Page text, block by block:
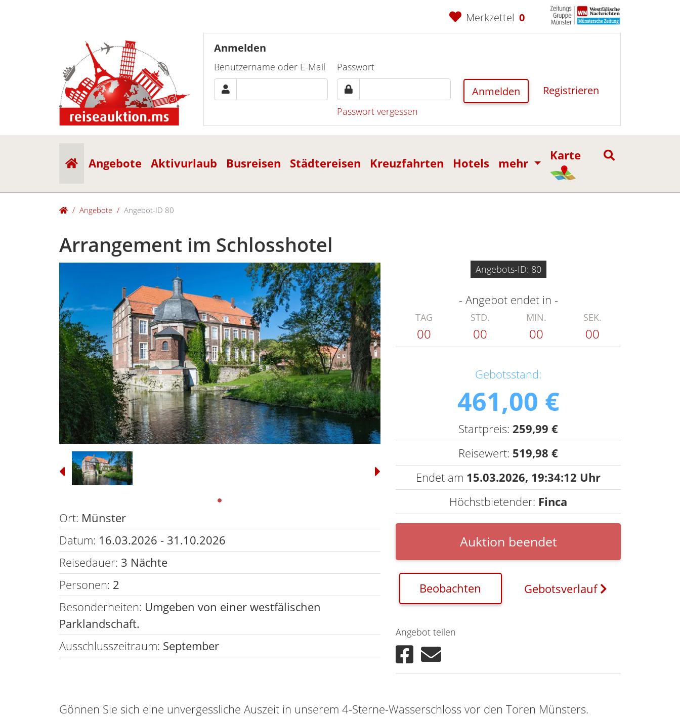
Merkzettel 0
Anmelden
Benutzername oder E-Mail Passwort
Passwort vergessen
Anmelden Registrieren
(current)
Angebote Aktivurlaub Busreisen Städtereisen Kreuzfahrten Hotels mehr
Karte
Angebote Angebot-ID 80
Arrangement im Schlosshotel
Ort: Münster
Datum: 16.03.2026 - 31.10.2026
Reisedauer: 3 Nächte
Personen: 2
Besonderheiten: Umgeben von einer westfälischen
Parklandschaft.
Ausschlusszeitraum: September
Angebots-ID: 80
- Angebot endet in -
TAG STD. MIN. SEK.
00 00 00 00
Gebotsstand:
461,00 €
Startpreis: 259,99 €
Reisewert: 519,98 €
Endet am 15.03.2026, 19:34:12 Uhr
Höchstbietender: Finca
Auktion beendet
Beobachten Gebotsverlauf
Angebot teilen
Gönnen Sie sich eine unvergessliche Auszeit in unserem 4-Sterne-Wasserschloss vor den Toren Münsters.